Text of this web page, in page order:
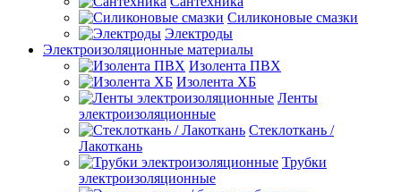
Силиконовые смазки
Электроды
Электроизоляционные материалы
Изолента ПВХ
Изолента ХБ
Ленты
электроизоляционные
Стеклоткань /
Лакоткань
Трубки
электроизоляционные